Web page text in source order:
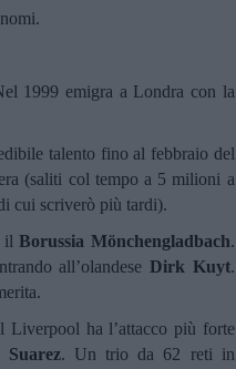
1999 emigra a Londra con la
talento fino al febbraio del
(saliti col tempo a 5 milioni a
cui scriverò più tardi).
ilBorussia Mönchengladbach.
all’olandeseDirk Kuyt.
Liverpool ha l’attacco più forte
Suarez. Un trio da 62 reti in